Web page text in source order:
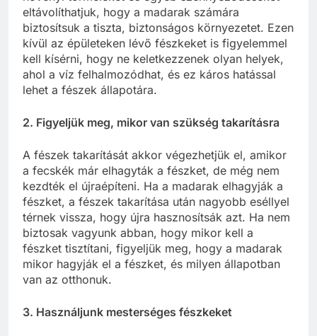
eltávolíthatjuk, hogy a madarak számára
biztosítsuk a tiszta, biztonságos környezetet. Ezen
kívül az épületeken lévő fészkeket is figyelemmel
kell kísérni, hogy ne keletkezzenek olyan helyek,
ahol a víz felhalmozódhat, és ez káros hatással
lehet a fészek állapotára.
2. Figyeljük meg, mikor van szükség takarításra
A fészek takarítását akkor végezhetjük el, amikor
a fecskék már elhagyták a fészket, de még nem
kezdték el újraépíteni. Ha a madarak elhagyják a
fészket, a fészek takarítása után nagyobb eséllyel
térnek vissza, hogy újra hasznosítsák azt. Ha nem
biztosak vagyunk abban, hogy mikor kell a
fészket tisztítani, figyeljük meg, hogy a madarak
mikor hagyják el a fészket, és milyen állapotban
van az otthonuk.
3. Használjunk mesterséges fészkeket